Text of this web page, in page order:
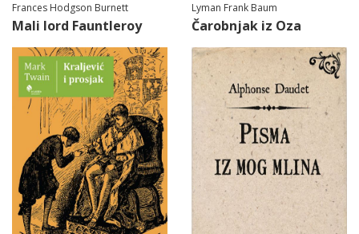
Frances Hodgson Burnett
Mali lord Fauntleroy
Lyman Frank Baum
Čarobnjak iz Oza